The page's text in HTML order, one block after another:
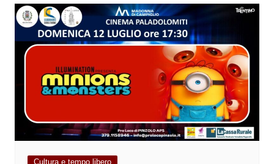
Cultura e tempo libero